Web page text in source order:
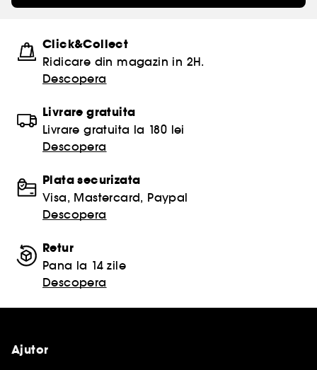
Click&Collect
Ridicare din magazin in 2H.
Descopera
Livrare gratuita
Livrare gratuita la 180 lei
Descopera
Plata securizata
Visa, Mastercard, Paypal
Descopera
Retur
Pana la 14 zile
Descopera
Ajutor